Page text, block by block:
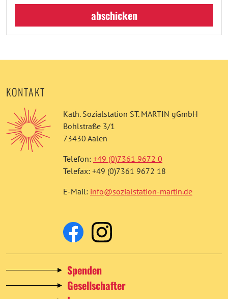
abschicken
KONTAKT
Kath. Sozialstation ST. MARTIN gGmbH
Bohlstraße 3/1
73430 Aalen
Telefon: +49 (0)7361 9672 0
Telefax: +49 (0)7361 9672 18
E-Mail: info@sozialstation-martin.de
Spenden
Gesellschafter